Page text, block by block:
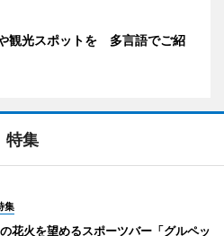
観光スポットを 多言語でご紹
特集
集
花火を望めるスポーツバー「グルペッ